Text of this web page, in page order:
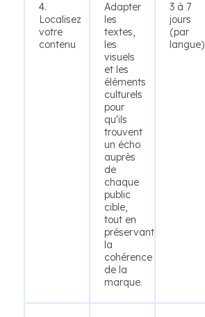
4.
Localisez
votre
contenu
Adapter
les
textes,
les
visuels
et les
éléments
culturels
pour
qu'ils
trouvent
un écho
auprès
de
chaque
public
cible,
tout en
préservant
la
cohérence
de la
marque.
3 à 7
jours
(par
langue)